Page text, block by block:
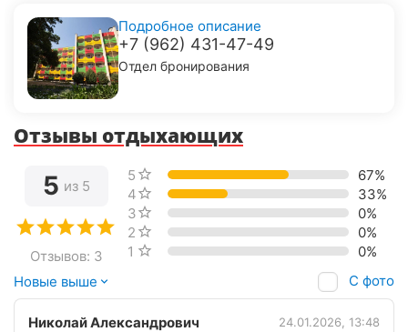
Подробное описание
+7 (962) 431-47-49
Отдел бронирования
Отзывы отдыхающих
5 из 5
Отзывов: 3
5 звёзд
67%
4 звезды
33%
3 звезды
0%
2 звезды
0%
1 звезда
0%
Новые выше
С фото
Николай Александрович 24.01.2026, 13:48